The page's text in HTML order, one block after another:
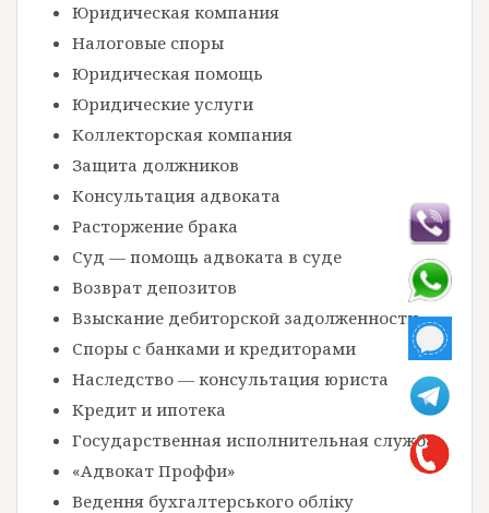
Юридическая компания
Налоговые споры
Юридическая помощь
Юридические услуги
Коллекторская компания
Защита должников
Консультация адвоката
Расторжение брака
Суд — помощь адвоката в суде
Возврат депозитов
Взыскание дебиторской задолженности
Споры с банками и кредиторами
Наследство — консультация юриста
Кредит и ипотека
Государственная исполнительная служба
«Адвокат Проффи»
Ведення бухгалтерського обліку